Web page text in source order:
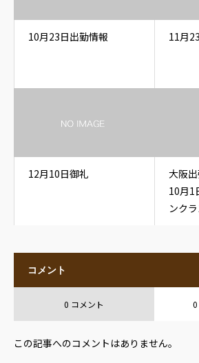
10月23日出勤情報 11月
12月10日御礼
大阪
10月1
ンク
コメント
0 コメント
この記事へのコメントはありません。